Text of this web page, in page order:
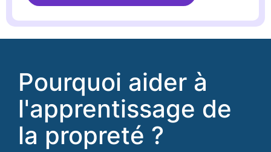
Pourquoi aider à
l'apprentissage de
la propreté ?